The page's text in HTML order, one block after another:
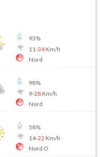
93%
11-34Km/h
Nord
98%
9-28Km/h
Nord
58%
14-22 Km/h
Nord O